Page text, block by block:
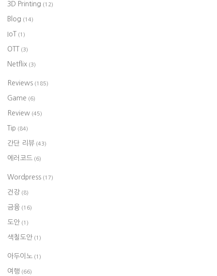
3D Printing (12)
Blog (14)
IoT (1)
OTT (3)
Netflix (3)
Reviews (185)
Game (6)
Review (45)
Tip (84)
간단 리뷰 (43)
에러코드 (6)
Wordpress (17)
건강 (8)
금융 (16)
도안 (1)
색칠도안 (1)
아두이노 (1)
여행 (66)